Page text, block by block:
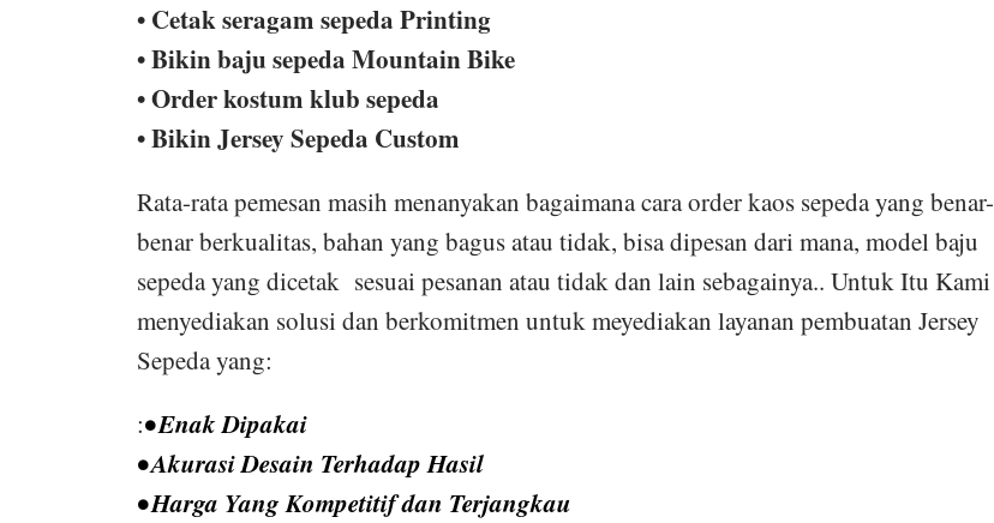
• Cetak seragam sepeda Printing
• Bikin baju sepeda Mountain Bike
• Order kostum klub sepeda
• Bikin Jersey Sepeda Custom
Rata-rata pemesan masih menanyakan bagaimana cara order kaos sepeda yang benar-
benar berkualitas, bahan yang bagus atau tidak, bisa dipesan dari mana, model baju
sepeda yang dicetak sesuai pesanan atau tidak dan lain sebagainya.. Untuk Itu Kami
menyediakan solusi dan berkomitmen untuk meyediakan layanan pembuatan Jersey
Sepeda yang:
:• Enak Dipakai
• Akurasi Desain Terhadap Hasil
• Harga Yang Kompetitif dan Terjangkau